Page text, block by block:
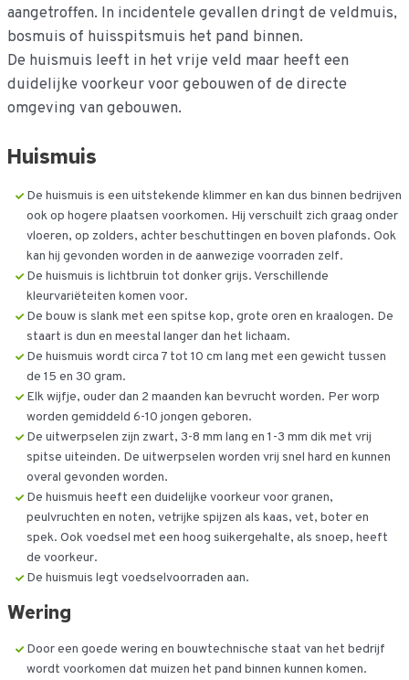
aangetroffen. In incidentele gevallen dringt de veldmuis,
bosmuis of huisspitsmuis het pand binnen.
De huismuis leeft in het vrije veld maar heeft een
duidelijke voorkeur voor gebouwen of de directe
omgeving van gebouwen.
Huismuis
De huismuis is een uitstekende klimmer en kan dus binnen bedrijven
ook op hogere plaatsen voorkomen. Hij verschuilt zich graag onder
vloeren, op zolders, achter beschuttingen en boven plafonds. Ook
kan hij gevonden worden in de aanwezige voorraden zelf.
De huismuis is lichtbruin tot donker grijs. Verschillende
kleurvariëteiten komen voor.
De bouw is slank met een spitse kop, grote oren en kraalogen. De
staart is dun en meestal langer dan het lichaam.
De huismuis wordt circa 7 tot 10 cm lang met een gewicht tussen
de 15 en 30 gram.
Elk wijfje, ouder dan 2 maanden kan bevrucht worden. Per worp
worden gemiddeld 6-10 jongen geboren.
De uitwerpselen zijn zwart, 3-8 mm lang en 1-3 mm dik met vrij
spitse uiteinden. De uitwerpselen worden vrij snel hard en kunnen
overal gevonden worden.
De huismuis heeft een duidelijke voorkeur voor granen,
peulvruchten en noten, vetrijke spijzen als kaas, vet, boter en
spek. Ook voedsel met een hoog suikergehalte, als snoep, heeft
de voorkeur.
De huismuis legt voedselvoorraden aan.
Wering
Door een goede wering en bouwtechnische staat van het bedrijf
wordt voorkomen dat muizen het pand binnen kunnen komen.